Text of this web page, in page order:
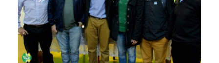
PARQUE INDUSTRIAL
RECAUDACIONES